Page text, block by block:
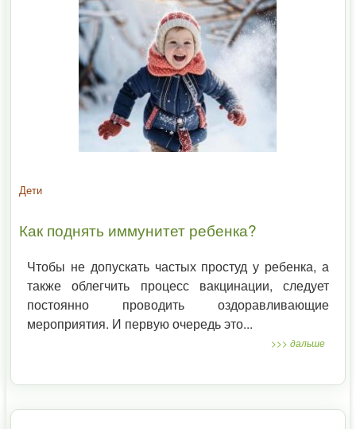
Дети
Как поднять иммунитет ребенка?
Чтобы не допускать частых простуд у ребенка, а
также облегчить процесс вакцинации, следует
постоянно проводить оздоравливающие
мероприятия. И первую очередь это...
>>> дальше